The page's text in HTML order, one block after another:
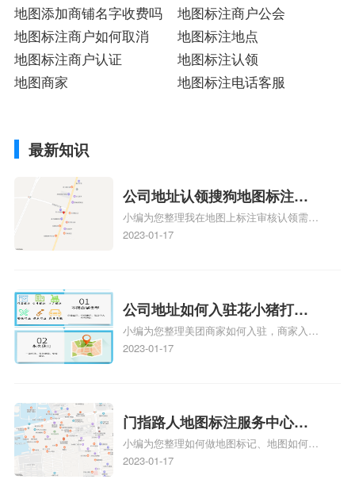
地图添加商铺名字收费吗
地图标注商户公会
地图标注商户如何取消
地图标注地点
地图标注商户认证
地图标注认领
地图商家
地图标注电话客服
最新知识
公司地址认领搜狗地图标注多
久审核？公司地址认领地图标
注多久审核？
小编为您整理我在地图上标注审核认领需要
多久、我在地图上标注审核认领需要多久
情可查看下方正文！
2023-01-17
公司地址如何入驻花小猪打车
地图标记？指路人地图标注服
务中心铺如何入驻花小猪打车
小编为您整理美团商家如何入驻，商家入驻
教程、商家如何入驻地图、如何入驻地:、
2023-01-17
门指路人地图标注服务中心如
何做花小猪打车地图位置标
记？门指路人地图标注服务中
小编为您整理如何做地图标记、地图如何做
标记、so搜街景中如何做标记、360e启花贷
2023-01-17